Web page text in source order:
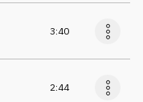
3:40
2:44